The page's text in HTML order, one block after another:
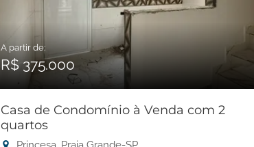
A partir de:
R$ 375.000
Casa de Condomínio à Venda com 2
quartos